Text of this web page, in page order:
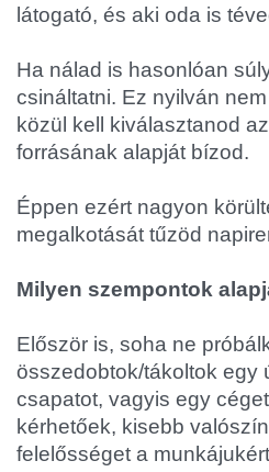
látogató, és aki oda is
Ha nálad is hasonlóan
csináltatni. Ez nyilván
közül kell kiválasztanod
forrásának alapját bízod.
Éppen ezért nagyon
megalkotását tűzöd
Milyen szempontok
Először is, soha ne
összedobtok/tákoltok egy
csapatot, vagyis egy
kérhetőek, kisebb
felelősséget a